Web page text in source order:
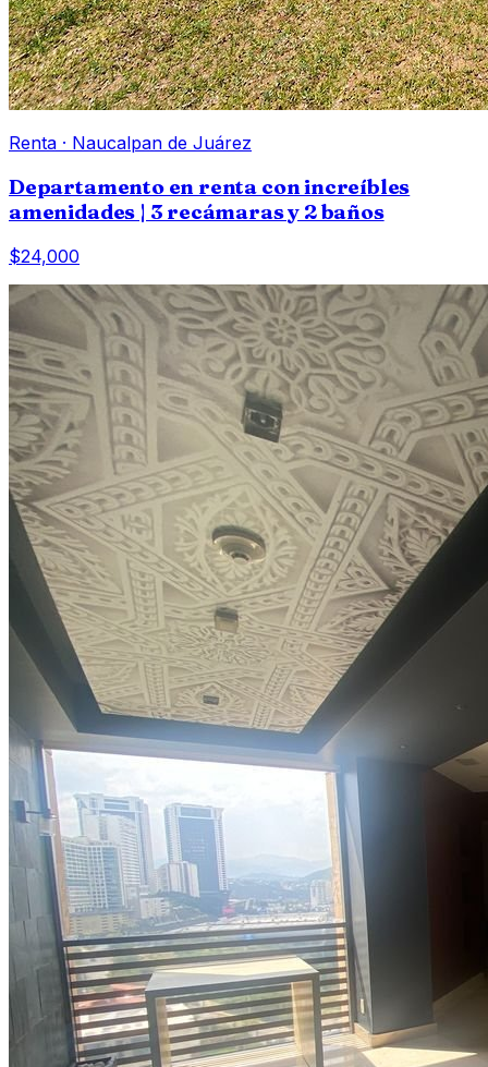
Renta · Naucalpan de Juárez
Departamento en renta con increíbles
amenidades | 3 recámaras y 2 baños
$24,000